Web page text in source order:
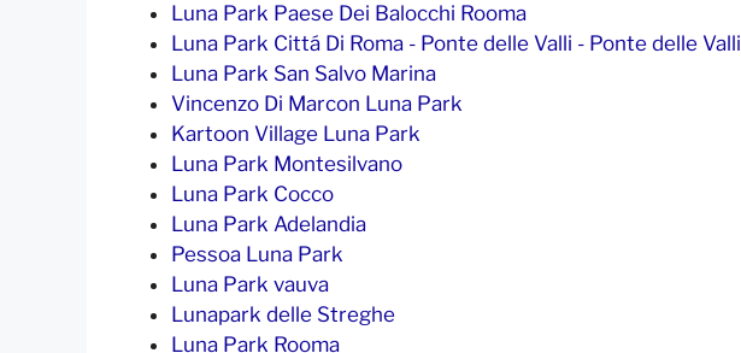
Luna Park Paese Dei Balocchi Rooma
Luna Park Cittá Di Roma - Ponte delle Valli - Ponte delle Valli
Luna Park San Salvo Marina
Vincenzo Di Marcon Luna Park
Kartoon Village Luna Park
Luna Park Montesilvano
Luna Park Cocco
Luna Park Adelandia
Pessoa Luna Park
Luna Park vauva
Lunapark delle Streghe
Luna Park Rooma